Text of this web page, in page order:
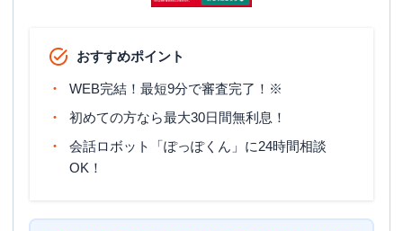
おすすめポイント
WEB完結！最短9分で審査完了！※
初めての方なら最大30日間無利息！
会話ロボット「ぽっぽくん」に24時間相談
OK！